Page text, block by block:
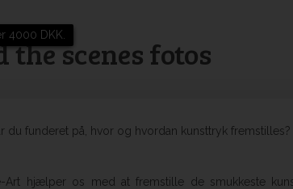
4000 DKK.
the scenes fotos
du funderet på, hvor og hvordan kunsttryk fremstilles?
Art hjælper os med at fremstille de smukkeste